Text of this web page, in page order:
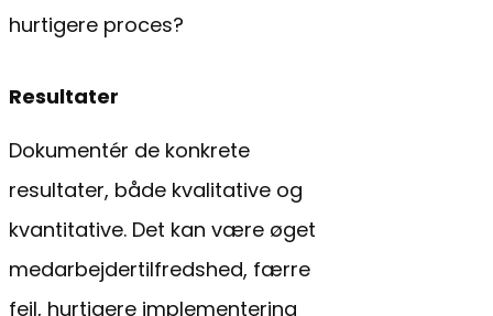
hurtigere proces?
Resultater
Dokumentér de konkrete
resultater, både kvalitative og
kvantitative. Det kan være øget
medarbejdertilfredshed, færre
fejl, hurtigere implementering